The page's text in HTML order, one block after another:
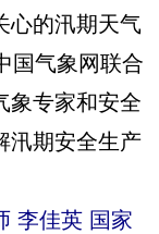
心的汛期天气
国气象网联合
象专家和安全
汛期安全生产
李佳英 国家